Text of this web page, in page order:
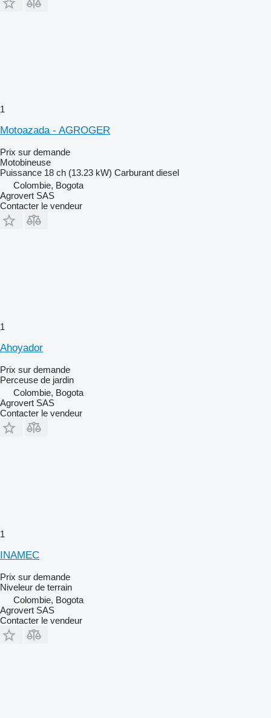
1
Motoazada - AGROGER
Prix sur demande
Motobineuse
Puissance 18 ch (13.23 kW) Carburant diesel
Colombie, Bogota
Agrovert SAS
Contacter le vendeur
1
Ahoyador
Prix sur demande
Perceuse de jardin
Colombie, Bogota
Agrovert SAS
Contacter le vendeur
1
INAMEC
Prix sur demande
Niveleur de terrain
Colombie, Bogota
Agrovert SAS
Contacter le vendeur